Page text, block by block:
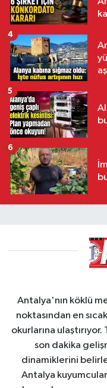
4
5
6
Antalya'nın köklü
noktasından en
okurlarına
son dakika
dinamiklerini
Antalya